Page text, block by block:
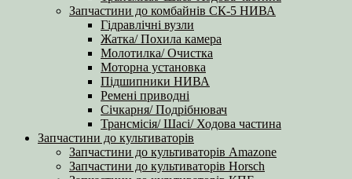
Запчастини до комбайнів СК-5 НИВА
Гідравлічні вузли
Жатка/ Похила камера
Молотилка/ Очистка
Моторна установка
Підшипники НИВА
Ремені приводні
Січкарня/ Подрібнювач
Трансмісія/ Шасі/ Ходова частина
Запчастини до культиваторів
Запчастини до культиваторів Amazone
Запчастини до культиваторів Horsch